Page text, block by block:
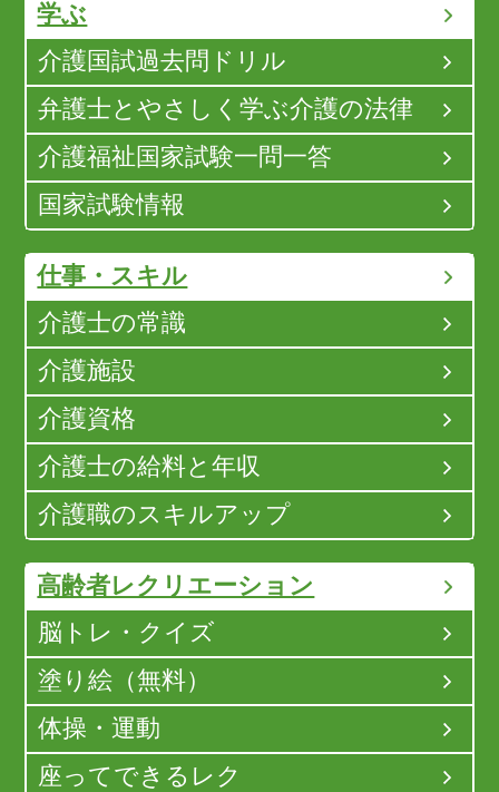
学ぶ
介護国試過去問ドリル
弁護士とやさしく学ぶ介護の法律
介護福祉国家試験一問一答
国家試験情報
仕事・スキル
介護士の常識
介護施設
介護資格
介護士の給料と年収
介護職のスキルアップ
高齢者レクリエーション
脳トレ・クイズ
塗り絵（無料）
体操・運動
座ってできるレク